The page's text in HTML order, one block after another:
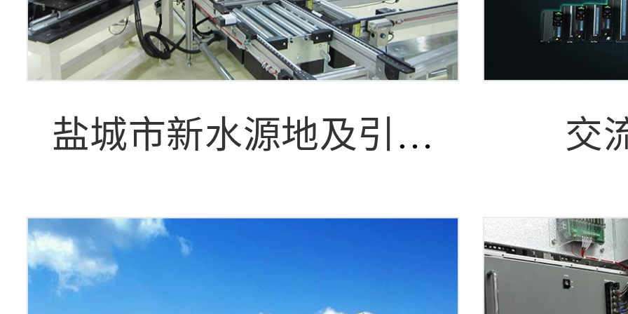
盐城市新水源地及引水工程自控仪表及安防等系统项目 交